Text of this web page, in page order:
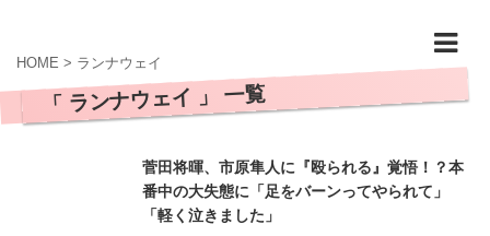
HOME > ランナウェイ
「 ランナウェイ 」 一覧
菅田将暉、市原隼人に『殴られる』覚悟！？本
番中の大失態に「足をバーンってやられて」
「軽く泣きました」